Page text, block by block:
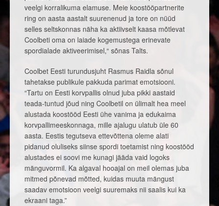
veelgi korralikuma elamuse. Meie koostööpartnerite
ring on aasta aastalt suurenenud ja tore on nüüd
selles seltskonnas näha ka aktiivselt kaasa mõtlevat
Coolbeti oma on laiade kogemustega erinevate
spordialade aktiveerimisel,“ sõnas Talts.
Coolbet Eesti turundusjuht Rasmus Raidla sõnul
tahetakse publikule pakkuda parimat emotsiooni.
“Tartu on Eesti korvpallis olnud juba pikki aastaid
teada-tuntud jõud ning Coolbetil on ülimalt hea meel
alustada koostööd Eesti ühe vanima ja edukaima
korvpallimeeskonnaga, mille ajalugu ulatub üle 60
aasta. Eestis tegutseva ettevõttena oleme alati
pidanud oluliseks siinse spordi toetamist ning koostööd
alustades ei soovi me kunagi jääda vaid logoks
mänguvormil. Ka algaval hooajal on meil olemas juba
mitmed põnevad mõtted, kuidas muuta mängust
saadav emotsioon veelgi suuremaks nii saalis kui ka
ekraani taga.”